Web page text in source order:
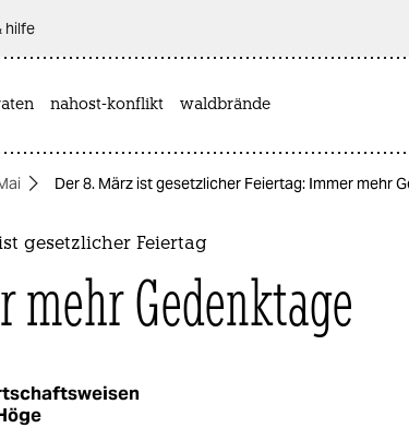
hilfe
nahost-konflikt waldbrände
Der 8. März ist gesetzlicher Feiertag: Immer mehr
gesetzlicher Feiertag
mehr Gedenktage